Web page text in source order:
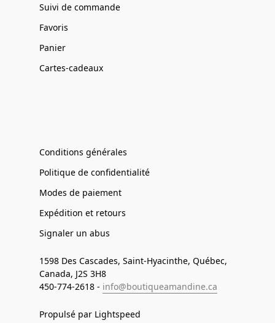
Suivi de commande
Favoris
Panier
Cartes-cadeaux
Conditions générales
Politique de confidentialité
Modes de paiement
Expédition et retours
Signaler un abus
1598 Des Cascades, Saint-Hyacinthe, Québec,
Canada, J2S 3H8
450-774-2618 - info@boutiqueamandine.ca
Propulsé par Lightspeed